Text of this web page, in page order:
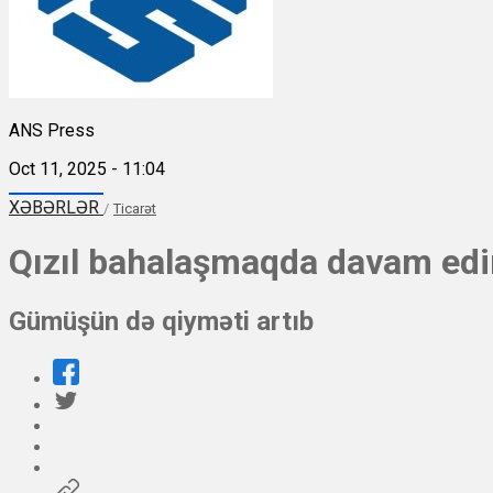
ANS Press
Oct 11, 2025 - 11:04
XƏBƏRLƏR / Ticarət
Qızıl bahalaşmaqda davam
Gümüşün də qiyməti artıb